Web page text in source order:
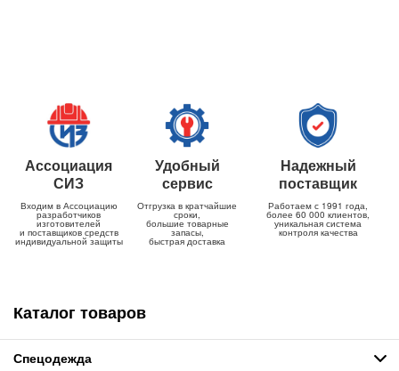
Ассоциация
СИЗ
Входим в Ассоциацию
разработчиков
изготовителей
и поставщиков средств
индивидуальной защиты
Удобный
сервис
Отгрузка в кратчайшие
сроки,
большие товарные
запасы,
быстрая доставка
Надежный
поставщик
Работаем с 1991 года,
более 60 000 клиентов,
уникальная система
контроля качества
Каталог товаров
Спецодежда